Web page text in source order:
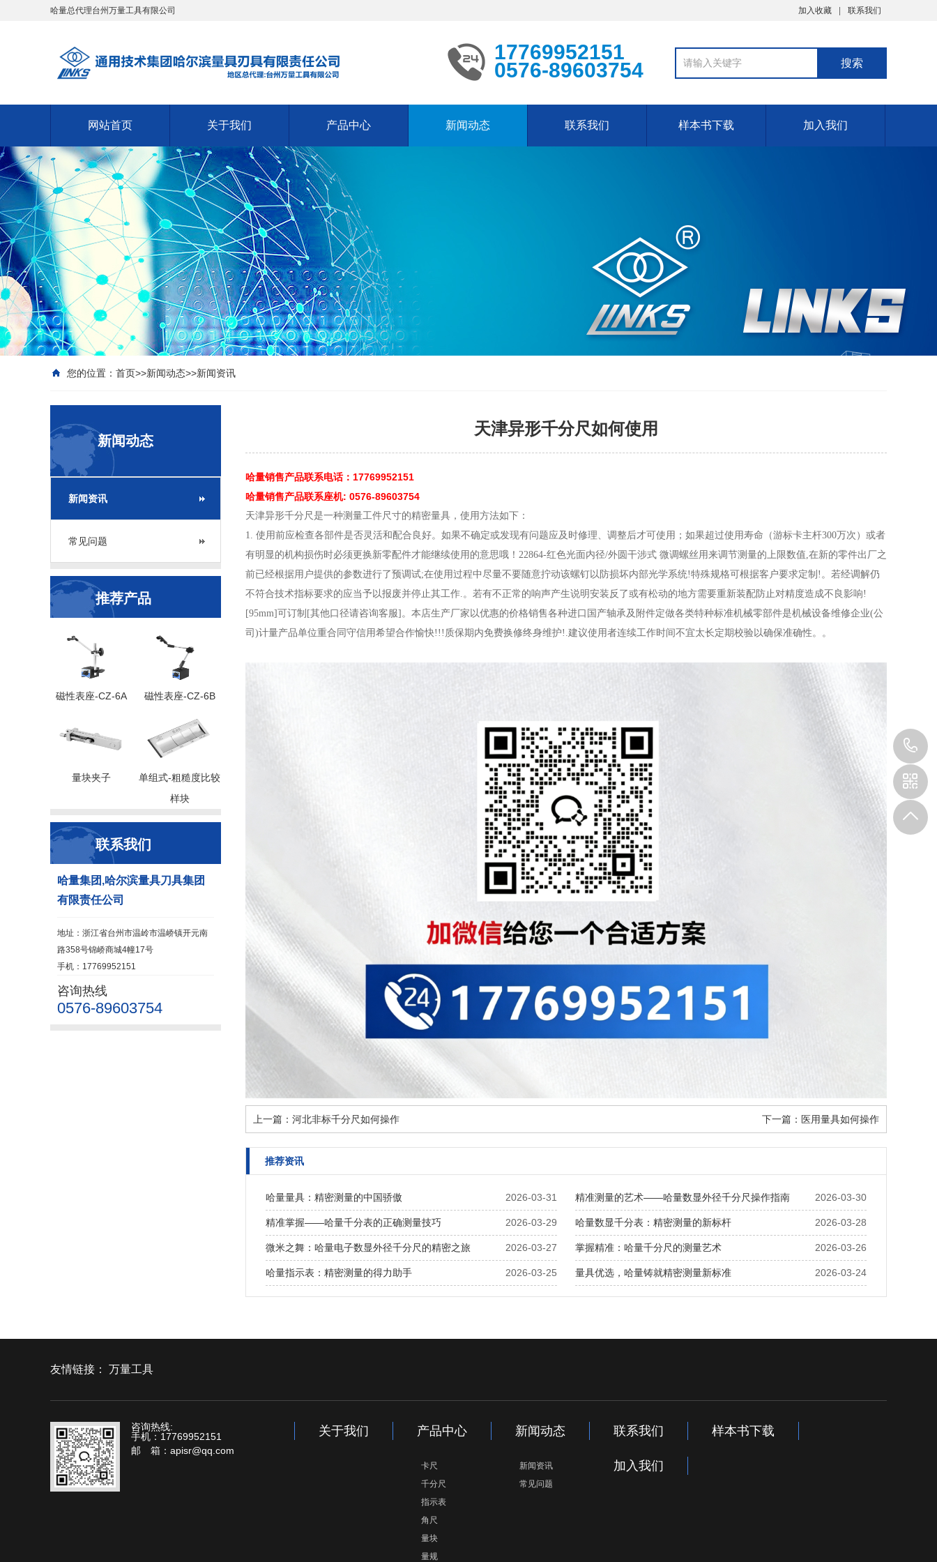
哈量总代理台州万量工具有限公司 加入收藏 联系我们
17769952151
0576-89603754
网站首页 关于我们 产品中心 新闻动态 联系我们 样本书下载 加入我们
您的位置： 首页>>新闻动态>>新闻资讯
新闻动态
新闻资讯
常见问题
推荐产品
磁性表座-CZ-6A 磁性表座-CZ-6B
量块夹子
单组式-粗糙度比较
样块
联系我们
哈量集团,哈尔滨量具刀具集团
有限责任公司
地址：浙江省台州市温岭市温峤镇开元南
路358号锦峤商城4幢17号
手机：17769952151
咨询热线
0576-89603754
天津异形千分尺如何使用
哈量销售产品联系电话：17769952151
哈量销售产品联系座机: 0576-89603754
天津异形千分尺是一种测量工件尺寸的精密量具，使用方法如下：
1. 使用前应检查各部件是否灵活和配合良好。如果不确定或发现有问题应及时修理、调整后才可使用；如果超过使用寿命（游标卡主杆300万次）或者
有明显的机构损伤时必须更换新零配件才能继续使用的意思哦！22864-红色光面内径/外圆干涉式 微调螺丝用来调节测量的上限数值,在新的零件出厂之
前已经根据用户提供的参数进行了预调试;在使用过程中尽量不要随意拧动该螺钉以防损坏内部光学系统!特殊规格可根据客户要求定制!。若经调解仍
不符合技术指标要求的应当予以报废并停止其工作.。若有不正常的响声产生说明安装反了或有松动的地方需要重新装配防止对精度造成不良影响!
[95mm]可订制[其他口径请咨询客服]。本店生产厂家以优惠的价格销售各种进口国产轴承及附件定做各类特种标准机械零部件是机械设备维修企业(公
司)计量产品单位重合同守信用希望合作愉快!!!质保期内免费换修终身维护!.建议使用者连续工作时间不宜太长定期校验以确保准确性。。
上一篇： 河北非标千分尺如何操作 下一篇： 医用量具如何操作
推荐资讯
2026-03-31
哈量量具：精密测量的中国骄傲 2026-03-30
精准测量的艺术——哈量数显外径千分尺操作指南
2026-03-29
精准掌握——哈量千分表的正确测量技巧 2026-03-28
哈量数显千分表：精密测量的新标杆
2026-03-27
微米之舞：哈量电子数显外径千分尺的精密之旅 2026-03-26
掌握精准：哈量千分尺的测量艺术
2026-03-25
哈量指示表：精密测量的得力助手 2026-03-24
量具优选，哈量铸就精密测量新标准
友情链接： 万量工具
咨询热线:
手机：17769952151
邮 箱：apisr@qq.com
关于我们 产品中心
卡尺
千分尺
指示表
角尺
量块
量规
新闻动态
新闻资讯
常见问题
联系我们 样本书下载
加入我们